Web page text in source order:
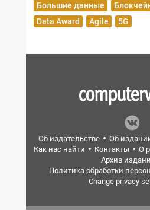
Большие данные
Data Award
Agile 5G
Об издательстве Об
Как нас найти
Контакты О
Архив
Политика обработки
Change privacy